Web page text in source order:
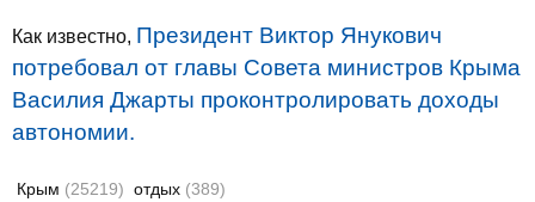
Как известно, Президент Виктор Янукович
потребовал от главы Совета министров Крыма
Василия Джарты проконтролировать доходы
автономии.
Крым (25219) отдых (389)